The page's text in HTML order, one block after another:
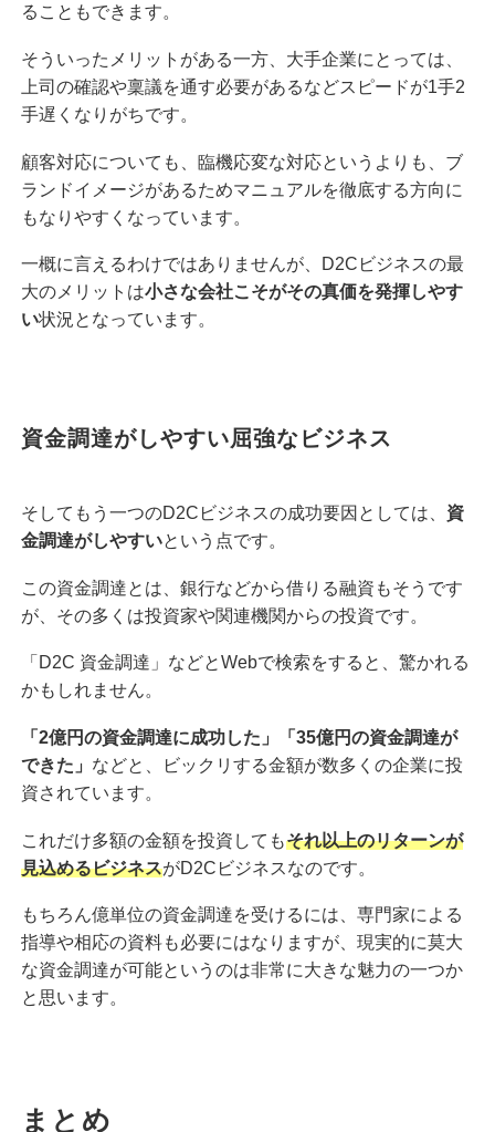
ることもできます。
そういったメリットがある一方、大手企業にとっては、
上司の確認や稟議を通す必要があるなどスピードが1手2
手遅くなりがちです。
顧客対応についても、臨機応変な対応というよりも、ブ
ランドイメージがあるためマニュアルを徹底する方向に
もなりやすくなっています。
一概に言えるわけではありませんが、D2Cビジネスの最
大のメリットは小さな会社こそがその真価を発揮しやす
い状況となっています。
資金調達がしやすい屈強なビジネス
そしてもう一つのD2Cビジネスの成功要因としては、 資
金調達がしやすいという点です。
この資金調達とは、銀行などから借りる融資もそうです
が、その多くは投資家や関連機関からの投資です。
「D2C 資金調達」などとWebで検索をすると、驚かれる
かもしれません。
「2億円の資金調達に成功した」「35億円の資金調達が
できた」 などと、ビックリする金額が数多くの企業に投
資されています。
これだけ多額の金額を投資してもそれ以上のリターンが
見込めるビジネスがD2Cビジネスなのです。
もちろん億単位の資金調達を受けるには、専門家による
指導や相応の資料も必要にはなりますが、現実的に莫大
な資金調達が可能というのは非常に大きな魅力の一つか
と思います。
まとめ